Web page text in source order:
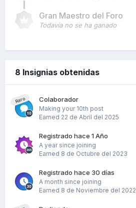
Gran Maestro del Foro
Todavía no se ha ganado
8 Insignias obtenidas
Raro Colaborador
Making your 10th post
Earned 22 de Abril del 2025
Registrado hace 1 Año
A year since joining
Earned 8 de Octubre del 2023
Registrado hace 30 días
A month since joining
Earned 8 de Noviembre del 2022